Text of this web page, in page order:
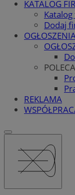
KATALOG
Dodaj
REKLAMA